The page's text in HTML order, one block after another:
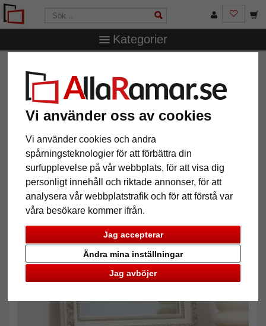
Vi använder oss av cookies
Vi använder cookies och andra
spårningsteknologier för att förbättra din
surfupplevelse på vår webbplats, för att visa dig
personligt innehåll och riktade annonser, för att
analysera vår webbplatstrafik och för att förstå var
våra besökare kommer ifrån.
Jag accepterar
Jag avböjer
Ändra mina inställningar
Kategorier
Väggspegel Avia